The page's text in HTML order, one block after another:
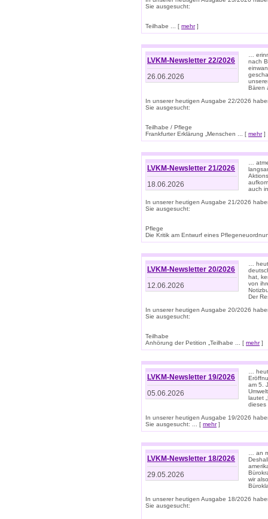
Sie ausgesucht:
Teilhabe ... [ mehr]
LVKM-Newsletter 22/2026
26.06.2026
…
nach
Bären
In unserer heutigen Ausgabe 22/2026
Sie ausgesucht:
Teilhabe / Pflege
Frankfurter Erklärung „Menschen ... [ mehr]
LVKM-Newsletter 21/2026
18.06.2026
…
auch
In unserer heutigen Ausgabe 21/2026
Sie ausgesucht:
Pflege
Die Kritik am Entwurf eines
LVKM-Newsletter 20/2026
12.06.2026
…
hat,
von
Der
In unserer heutigen Ausgabe 20/2026
Sie ausgesucht:
Teilhabe
Anhörung der Petition „Teilhabe ... [ mehr]
LVKM-Newsletter 19/2026
05.06.2026
…
am 5.
lautet
dieses
In unserer heutigen Ausgabe 19/2026
Sie ausgesucht: ... [ mehr]
LVKM-Newsletter 18/2026
29.05.2026
… an
wir
In unserer heutigen Ausgabe 18/2026
Sie ausgesucht: